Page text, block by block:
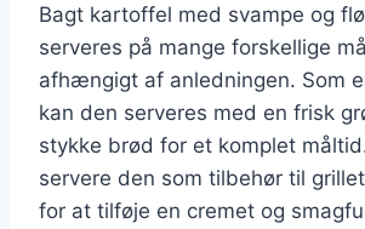
Bagt kartoffel med svampe og
serveres på mange forskellige
afhængigt af anledningen. Som
kan den serveres med en frisk
stykke brød for et komplet
servere den som tilbehør til
for at tilføje en cremet og